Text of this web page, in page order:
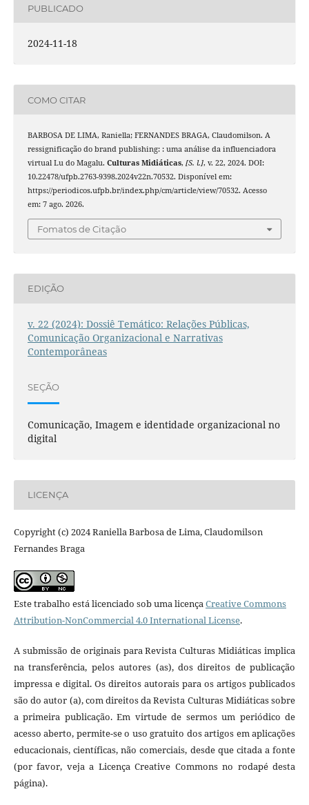
PUBLICADO
2024-11-18
COMO CITAR
BARBOSA DE LIMA, Raniella; FERNANDES BRAGA, Claudomilson. A
ressignificação do brand publishing: : uma análise da influenciadora
virtual Lu do Magalu. Culturas Midiáticas, [S. l.], v. 22, 2024. DOI:
10.22478/ufpb.2763-9398.2024v22n.70532. Disponível em:
https://periodicos.ufpb.br/index.php/cm/article/view/70532. Acesso
em: 7 ago. 2026.
Fomatos de Citação
EDIÇÃO
v. 22 (2024): Dossiê Temático: Relações Públicas,
Comunicação Organizacional e Narrativas
Contemporâneas
SEÇÃO
Comunicação, Imagem e identidade organizacional no
digital
LICENÇA
Copyright (c) 2024 Raniella Barbosa de Lima, Claudomilson
Fernandes Braga
Este trabalho está licenciado sob uma licençaCreative Commons
Attribution-NonCommercial 4.0 International License.
A submissão de originais para Revista Culturas Midiáticas implica
na transferência, pelos autores (as), dos direitos de publicação
impressa e digital. Os direitos autorais para os artigos publicados
são do autor (a), com direitos da Revista Culturas Midiáticas sobre
a primeira publicação. Em virtude de sermos um periódico de
acesso aberto, permite-se o uso gratuito dos artigos em aplicações
educacionais, científicas, não comerciais, desde que citada a fonte
(por favor, veja a Licença Creative Commons no rodapé desta
página).